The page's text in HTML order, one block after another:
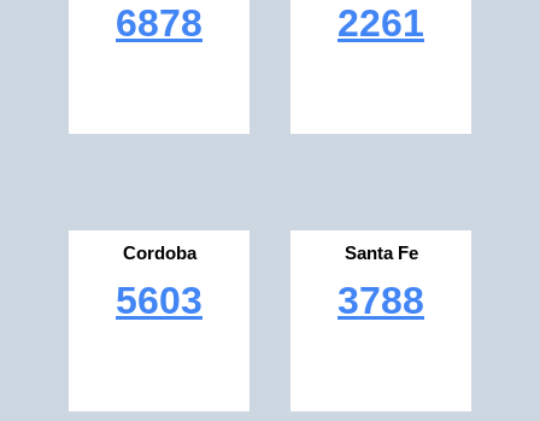
6878 2261
Cordoba
5603
Santa Fe
3788